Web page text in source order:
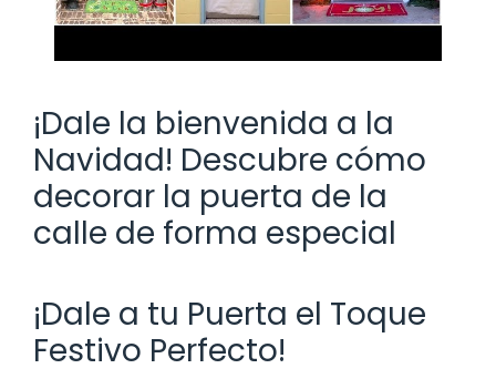
¡Dale la bienvenida a la
Navidad! Descubre cómo
decorar la puerta de la
calle de forma especial
¡Dale a tu Puerta el Toque
Festivo Perfecto!